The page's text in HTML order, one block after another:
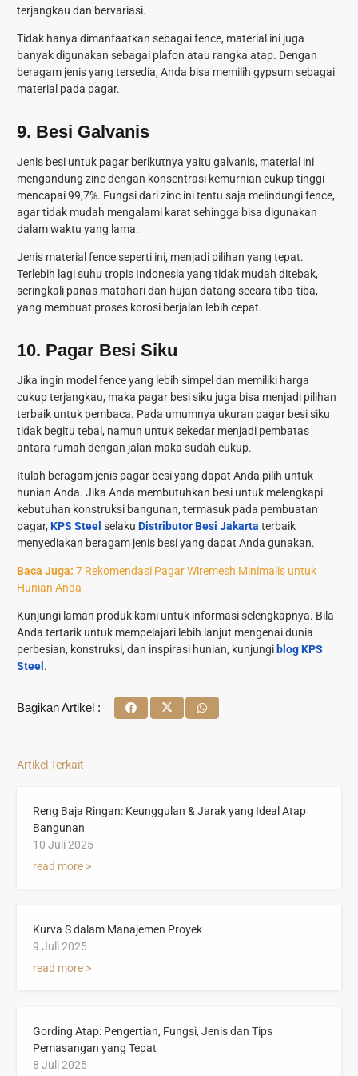
terjangkau dan bervariasi.
Tidak hanya dimanfaatkan sebagai fence, material ini juga
banyak digunakan sebagai plafon atau rangka atap. Dengan
beragam jenis yang tersedia, Anda bisa memilih gypsum sebagai
material pada pagar.
9. Besi Galvanis
Jenis besi untuk pagar berikutnya yaitu galvanis, material ini
mengandung zinc dengan konsentrasi kemurnian cukup tinggi
mencapai 99,7%. Fungsi dari zinc ini tentu saja melindungi fence,
agar tidak mudah mengalami karat sehingga bisa digunakan
dalam waktu yang lama.
Jenis material fence seperti ini, menjadi pilihan yang tepat.
Terlebih lagi suhu tropis Indonesia yang tidak mudah ditebak,
seringkali panas matahari dan hujan datang secara tiba-tiba,
yang membuat proses korosi berjalan lebih cepat.
10. Pagar Besi Siku
Jika ingin model fence yang lebih simpel dan memiliki harga
cukup terjangkau, maka pagar besi siku juga bisa menjadi pilihan
terbaik untuk pembaca. Pada umumnya ukuran pagar besi siku
tidak begitu tebal, namun untuk sekedar menjadi pembatas
antara rumah dengan jalan maka sudah cukup.
Itulah beragam jenis pagar besi yang dapat Anda pilih untuk
hunian Anda. Jika Anda membutuhkan besi untuk melengkapi
kebutuhan konstruksi bangunan, termasuk pada pembuatan
pagar, KPS Steel selaku Distributor Besi Jakarta terbaik
menyediakan beragam jenis besi yang dapat Anda gunakan.
Baca Juga: 7 Rekomendasi Pagar Wiremesh Minimalis untuk
Hunian Anda
Kunjungi laman produk kami untuk informasi selengkapnya. Bila
Anda tertarik untuk mempelajari lebih lanjut mengenai dunia
perbesian, konstruksi, dan inspirasi hunian, kunjungi blog KPS
Steel .
Bagikan Artikel :
Artikel Terkait
Reng Baja Ringan: Keunggulan & Jarak yang Ideal Atap
Bangunan
10 Juli 2025
read more >
Kurva S dalam Manajemen Proyek
9 Juli 2025
read more >
Gording Atap: Pengertian, Fungsi, Jenis dan Tips
Pemasangan yang Tepat
8 Juli 2025